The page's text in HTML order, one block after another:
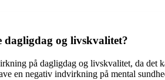
dagligdag og livskvalitet?
på dagligdag og livskvalitet, da det
en negativ indvirkning på mental